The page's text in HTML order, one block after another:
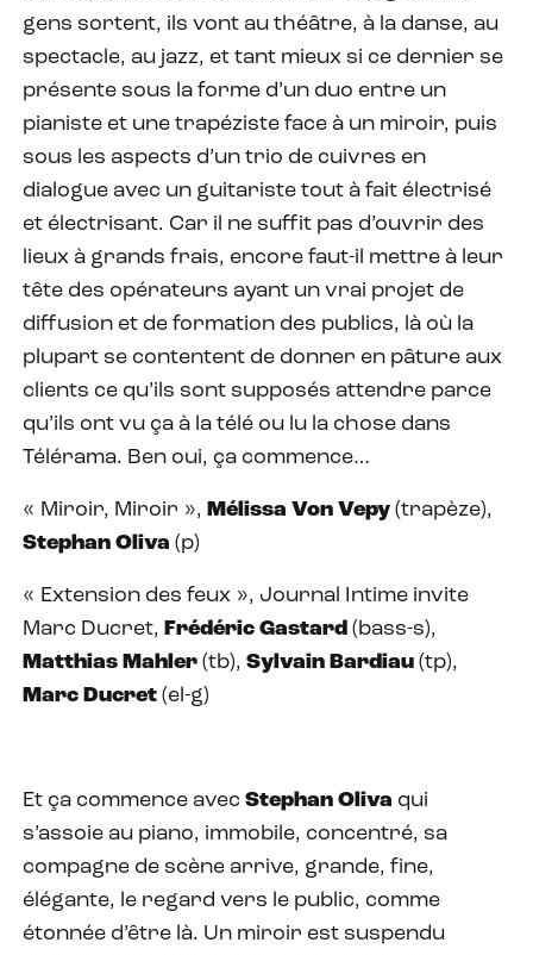
gens sortent, ils vont au théâtre, à la danse, au
spectacle, au jazz, et tant mieux si ce dernier se
présente sous la forme d’un duo entre un
pianiste et une trapéziste face à un miroir, puis
sous les aspects d’un trio de cuivres en
dialogue avec un guitariste tout à fait électrisé
et électrisant. Car il ne suffit pas d’ouvrir des
lieux à grands frais, encore faut-il mettre à leur
tête des opérateurs ayant un vrai projet de
diffusion et de formation des publics, là où la
plupart se contentent de donner en pâture aux
clients ce qu’ils sont supposés attendre parce
qu’ils ont vu ça à la télé ou lu la chose dans
Télérama. Ben oui, ça commence…
« Miroir, Miroir », Mélissa Von Vepy (trapèze),
Stephan Oliva (p)
« Extension des feux », Journal Intime invite
Marc Ducret, Frédéric Gastard (bass-s),
Matthias Mahler (tb), Sylvain Bardiau (tp),
Marc Ducret (el-g)
Et ça commence avec Stephan Oliva qui
s’assoie au piano, immobile, concentré, sa
compagne de scène arrive, grande, fine,
élégante, le regard vers le public, comme
étonnée d’être là. Un miroir est suspendu